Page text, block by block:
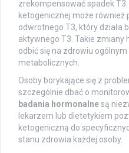
zrekompensować spadek
ketogenicznej może również
odwrotnego T3, który działa
aktywnego T3. Takie
odbić się na zdrowiu
metabolicznych.
Osoby borykające się z
szczególnie dbać o
badania hormonalnesą
lekarzem lub dietetykiem
ketogeniczną do
stanu zdrowia każdej osoby.